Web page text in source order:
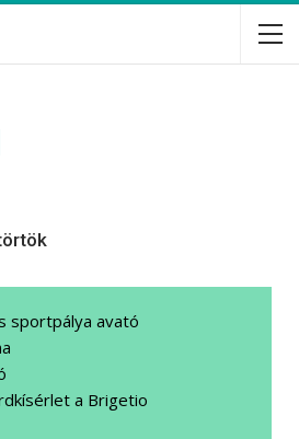
sportpálya avató
a Brigetio